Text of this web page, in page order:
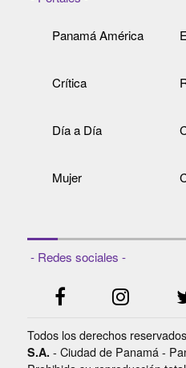
Panamá América
Crítica
Día a Día
Mujer
- Redes sociales -
Todos los derechos reservados
S.A. - Ciudad de Panamá -